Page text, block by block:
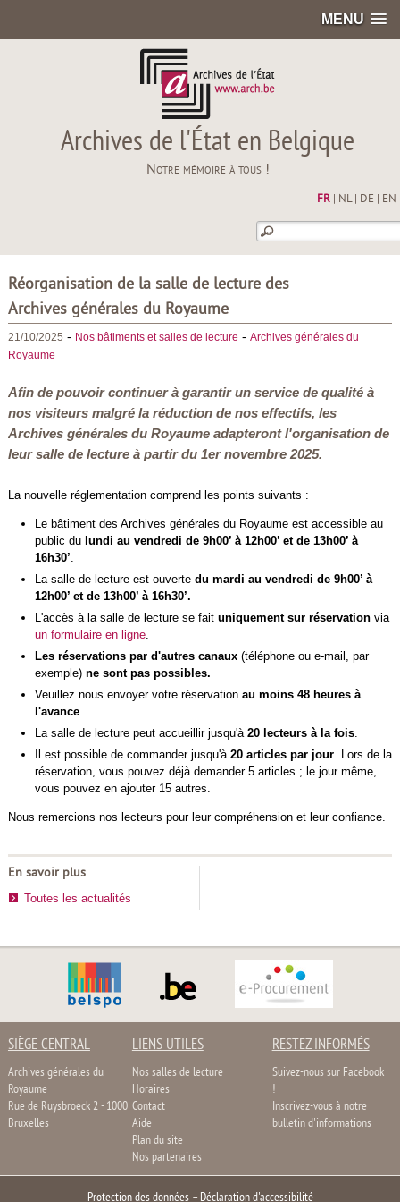
MENU
Archives de l'État en Belgique
Notre mémoire à tous !
FR| NL| DE EN
Réorganisation de la salle de lecture des
Archives générales du Royaume
21/10/2025 - Nos bâtiments et salles de lecture - Archives générales du
Royaume
Afin de pouvoir continuer à garantir un service de qualité à
nos visiteurs malgré la réduction de nos effectifs, les
Archives générales du Royaume adapteront l'organisation de
leur salle de lecture à partir du 1er novembre 2025.
La nouvelle réglementation comprend les points suivants :
Le bâtiment des Archives générales du Royaume est accessible au
public du lundi au vendredi de 9h00’ à 12h00’ et de 13h00’ à
16h30’
La salle de lecture est ouverte du mardi au vendredi de 9h00’ à
12h00’ et de 13h00’ à 16h30’.
L'accès à la salle de lecture se fait uniquement sur réservationvia
un formulaire en ligne.
Les réservations par d'autres canaux(téléphone ou e-mail, par
exemple) ne sont pas possibles.
Veuillez nous envoyer votre réservation au moins 48 heures à
l'avance.
La salle de lecture peut accueillir jusqu'à 20 lecteurs à la fois.
Il est possible de commander jusqu'à 20 articles par jour. Lors de la
réservation, vous pouvez déjà demander 5 articles ; le jour même,
vous pouvez en ajouter 15 autres.
Nous remercions nos lecteurs pour leur compréhension et leur confiance.
En savoir plus
Toutes les actualités
SIÈGE CENTRAL
Archives générales du
Royaume
Rue de Ruysbroeck 2 - 1000
Bruxelles
LIENS UTILES
Nos salles de lecture
Horaires
Contact
Aide
Plan du site
Nos partenaires
RESTEZ INFORMÉS
Suivez-nous sur Facebook
!
Inscrivez-vous à notre
bulletin d'informations
Protection des données– Déclaration d'accessibilité